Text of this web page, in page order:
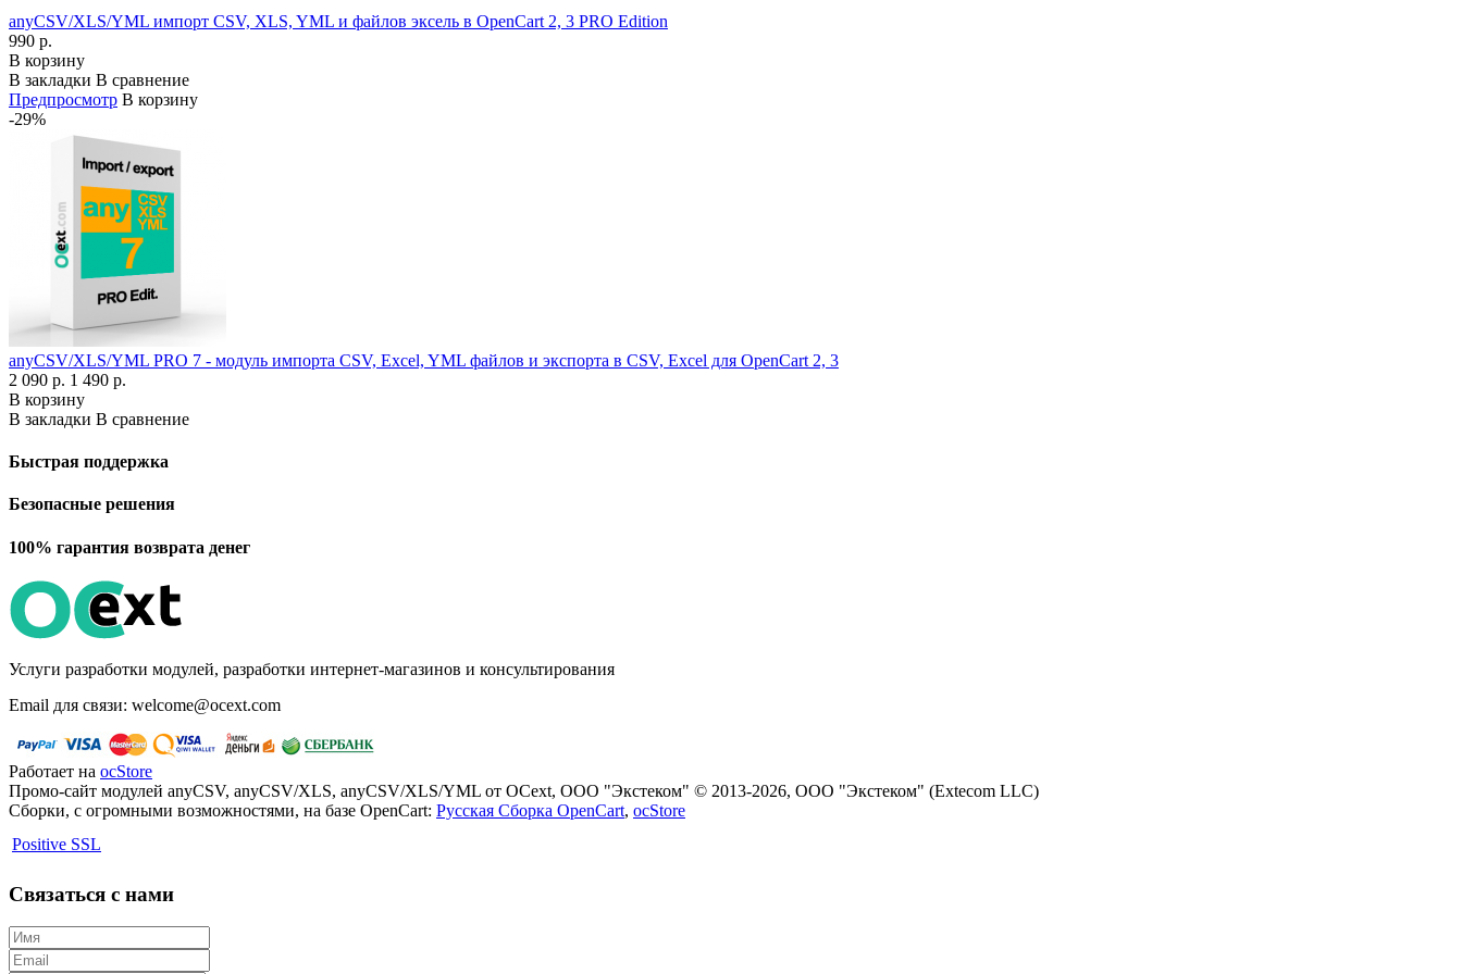
anyCSV/XLS/YML импорт CSV, XLS, YML и файлов эксель в OpenCart 2, 3 PRO Edition
990 р.
В корзину
В закладки В сравнение
Предпросмотр В корзину
-29%
anyCSV/XLS/YML PRO 7 - модуль импорта CSV, Excel, YML файлов и экспорта в CSV, Excel для OpenCart 2, 3
2 090 р. 1 490 р.
В корзину
В закладки В сравнение
Быстрая поддержка
Безопасные решения
100% гарантия возврата денег
Услуги разработки модулей, разработки интернет-магазинов и консультирования
Email для связи: welcome@ocext.com
Работает на ocStore
Промо-сайт модулей anyCSV, anyCSV/XLS, anyCSV/XLS/YML от OCext, ООО "Экстеком" © 2013-2026, ООО "Экстеком" (Extecom LLC)
Сборки, с огромными возможностями, на базе OpenCart: Русская Сборка OpenCart, ocStore
Positive SSL
Связаться с нами